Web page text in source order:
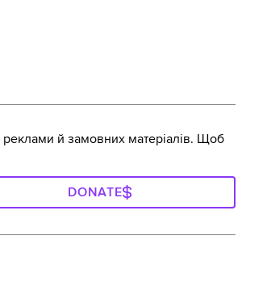
й замовних матеріалів. Щоб
DONATE